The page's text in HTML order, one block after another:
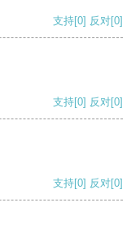
支持[0] 反对[0]
支持[0] 反对[0]
支持[0] 反对[0]